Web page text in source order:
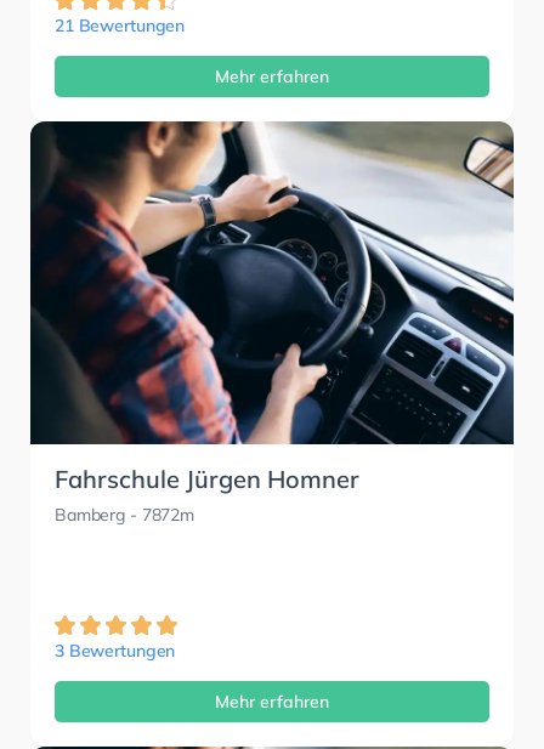
21 Bewertungen
Mehr erfahren
Fahrschule Jürgen Homner
Bamberg - 7872m
3 Bewertungen
Mehr erfahren